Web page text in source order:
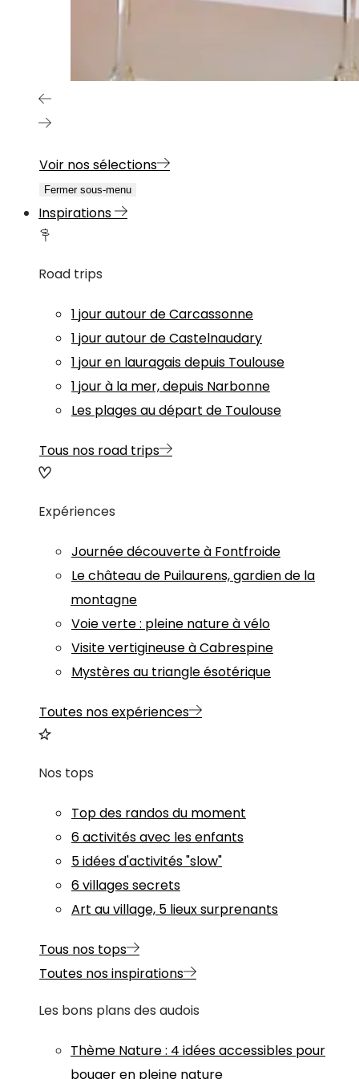
Voir nos sélections
Fermer sous-menu
Inspirations
Road trips
1 jour autour de Carcassonne
1 jour autour de Castelnaudary
1 jour en lauragais depuis Toulouse
1 jour à la mer, depuis Narbonne
Les plages au départ de Toulouse
Tous nos road trips
Expériences
Journée découverte à Fontfroide
Le château de Puilaurens, gardien de la
montagne
Voie verte : pleine nature à vélo
Visite vertigineuse à Cabrespine
Mystères au triangle ésotérique
Toutes nos expériences
Nos tops
Top des randos du moment
6 activités avec les enfants
5 idées d'activités "slow"
6 villages secrets
Art au village, 5 lieux surprenants
Tous nos tops
Toutes nos inspirations
Les bons plans des audois
Thème Nature: 4 idées accessibles pour
bouger en pleine nature